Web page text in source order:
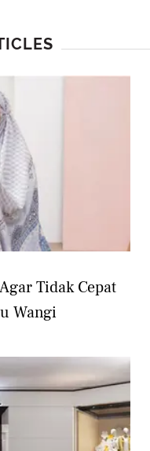
Tidak Cepat
Wangi